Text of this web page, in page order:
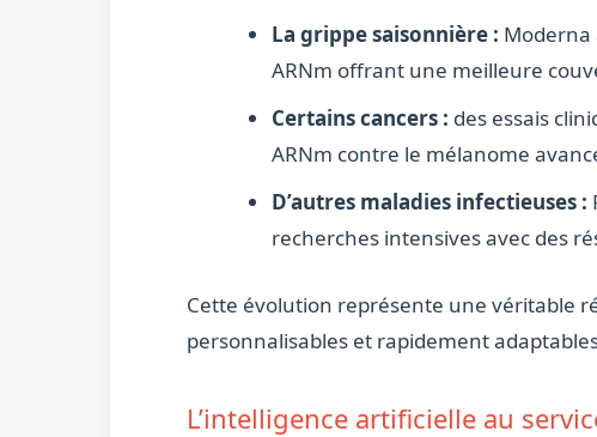
La grippe saisonnière : Moderna
ARNm offrant une meilleure
Certains cancers : des essais
ARNm contre le mélanome
D’autres maladies infectieuses :
recherches intensives avec des
Cette évolution représente une véritable
personnalisables et rapidement
L’intelligence artificielle au